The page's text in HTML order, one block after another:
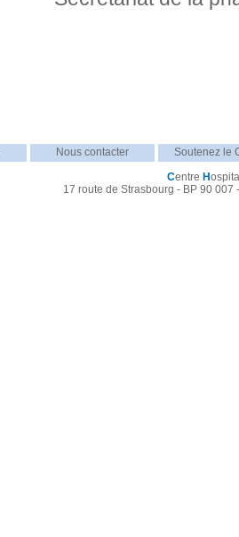
Nous contacter
Soutenez le
Centre H
17 route de Strasbourg - BP 90